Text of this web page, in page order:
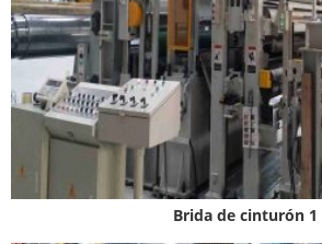
Brida de cinturón 1